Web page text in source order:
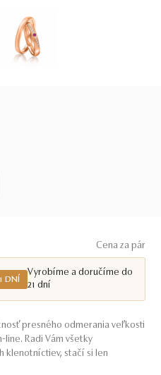
Cena za pár
DNÍ
Vyrobíme a doručíme do
21 dní
presného odmerania veľkosti
Radi Vám všetky
klenotníctiev, stačí si len